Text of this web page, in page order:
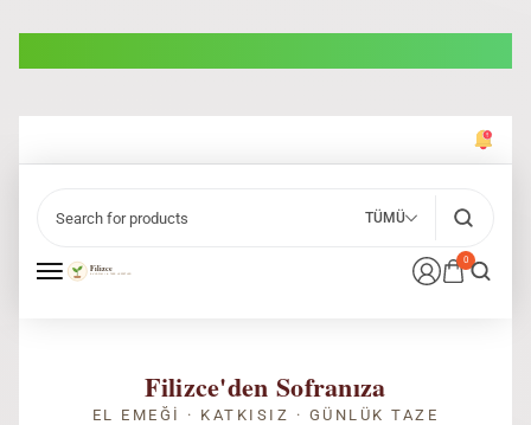
0
TÜMÜ
Filizce'den Sofranıza
EL EMEĞI · KATKISIZ · GÜNLÜK TAZE